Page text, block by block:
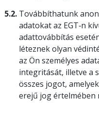
5.2. Továbbíthatunk
adatokat az EGT‑n
adattovábbítás
léteznek olyan
az Ön személyes
integritását, illetve a
összes jogot,
erejű jog értelmében